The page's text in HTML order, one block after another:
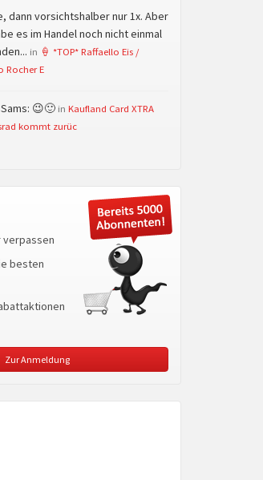
dann vorsichtshalber nur 1x. Aber
es im Handel noch nicht einmal
in 🍦 *TOP* Raffaello Eis /
Rocher E
😉🙂 in Kaufland Card XTRA
kommt zurüc
verpassen
besten
Zur Anmeldung